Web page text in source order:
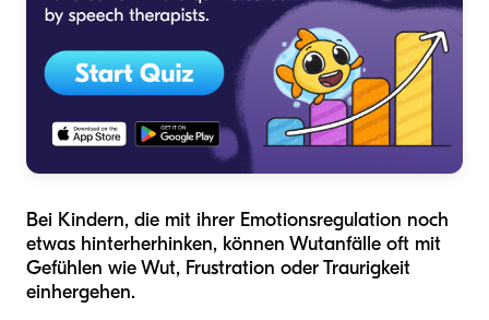
Bei Kindern, die mit ihrer Emotionsregulation noch
etwas hinterherhinken, können Wutanfälle oft mit
Gefühlen wie Wut, Frustration oder Traurigkeit
einhergehen.